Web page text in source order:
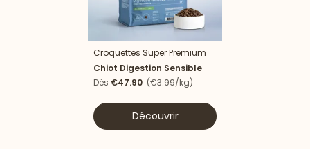
Nouveau
Croquettes Super Premium
Chiot Digestion Sensible
Dès €47.90 (€3.99/kg)
Découvrir